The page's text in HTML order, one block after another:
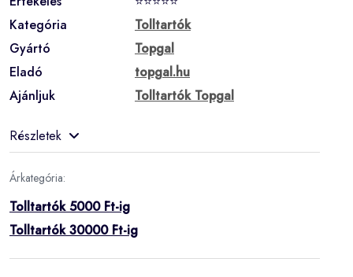
Kategória
Tolltartók
Gyártó
Topgal
Eladó
topgal.hu
Ajánljuk
Tolltartók Topgal
Részletek
Árkategória:
Tolltartók 5000 Ft-ig
Tolltartók 30000 Ft-ig